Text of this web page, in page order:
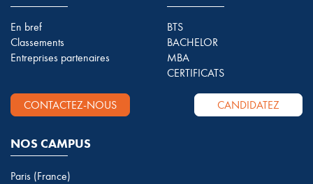
En bref
Classements
Entreprises partenaires
BTS
BACHELOR
MBA
CERTIFICATS
CONTACTEZ-NOUS CANDIDATEZ
NOS CAMPUS
Paris (France)